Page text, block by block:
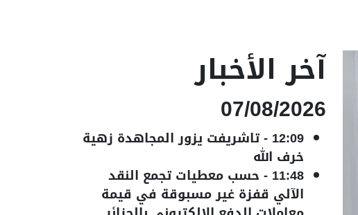
آخر الأخبار
07/08/2026
12:09
-تاشريفت يزور المجاهدة زهية
خرف الله
11:48
- حسب معطيات تجمع النقد
الآلي قفزة غير مسبوقة في قيمة